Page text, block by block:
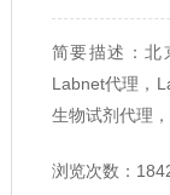
简要描述：北
Labnet代理，
生物试剂代理
浏览次数：